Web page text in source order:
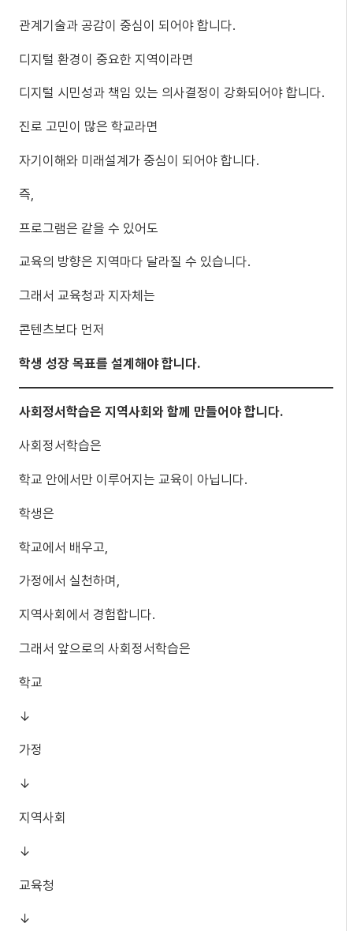
관계기술과 공감이 중심이 되어야 합니다.
디지털 환경이 중요한 지역이라면
디지털 시민성과 책임 있는 의사결정이 강화되어야 합니다.
진로 고민이 많은 학교라면
자기이해와 미래설계가 중심이 되어야 합니다.
즉,
프로그램은 같을 수 있어도
교육의 방향은 지역마다 달라질 수 있습니다.
그래서 교육청과 지자체는
콘텐츠보다 먼저
학생 성장 목표를 설계해야 합니다.
사회정서학습은 지역사회와 함께 만들어야 합니다.
사회정서학습은
학교 안에서만 이루어지는 교육이 아닙니다.
학생은
학교에서 배우고,
가정에서 실천하며,
지역사회에서 경험합니다.
그래서 앞으로의 사회정서학습은
학교
↓
가정
↓
지역사회
↓
교육청
↓